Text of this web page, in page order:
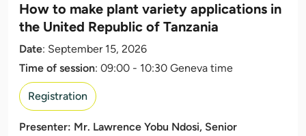
How to make plant variety applications in
the United Republic of Tanzania
Date: September 15, 2026
Time of session: 09:00 - 10:30 Geneva time
Registration
Presenter: Mr. Lawrence Yobu Ndosi, Senior